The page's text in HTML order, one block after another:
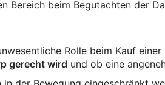
Bereich beim Begutachten der
Rolle beim Kauf
gerecht wird und ob eine